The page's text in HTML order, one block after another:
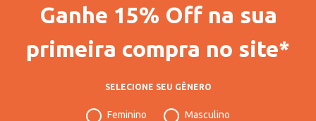
Ganhe 15% Off na sua
primeira compra no site*
SELECIONE SEU GÊNERO
Feminino Masculino